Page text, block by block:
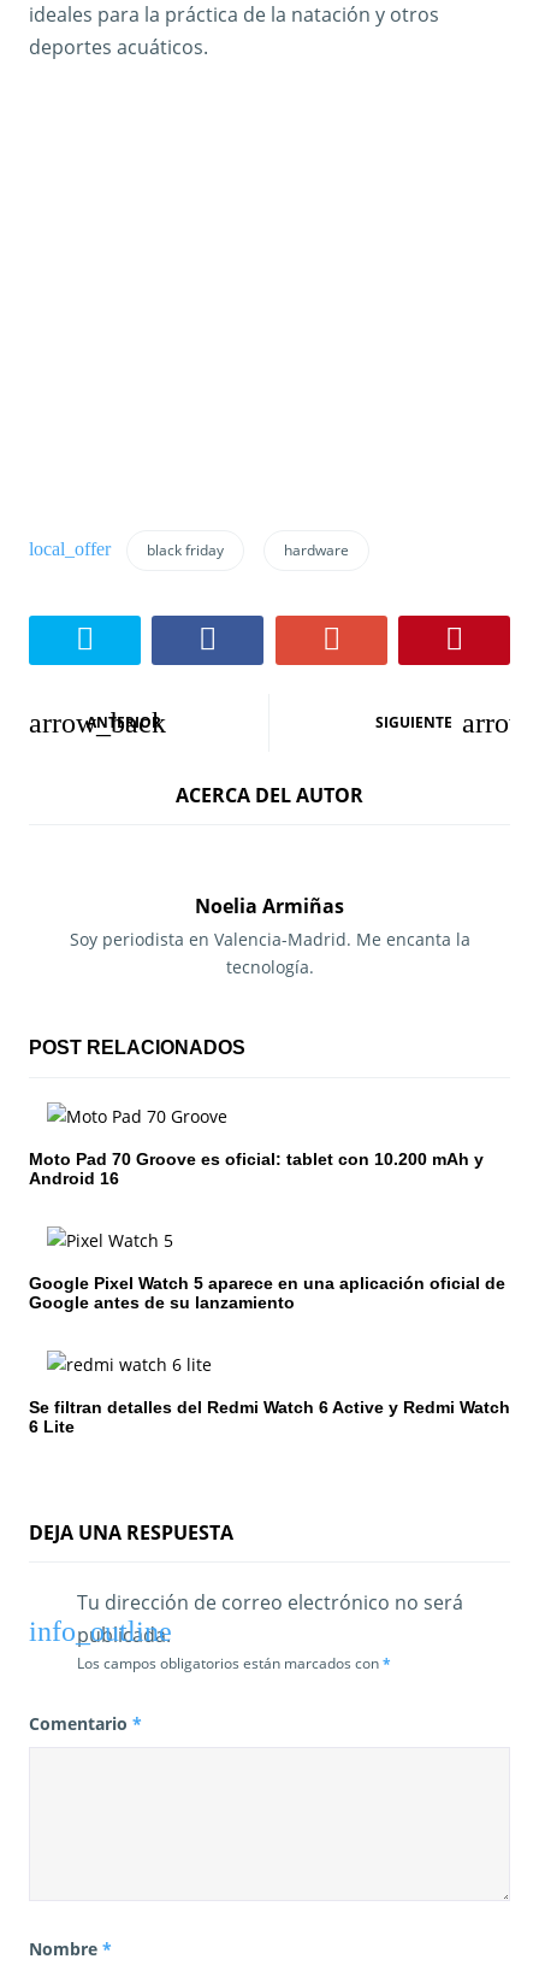
ideales para la práctica de la natación y otros
deportes acuáticos.
black friday hardware
N
i
n
d
e
e
n
r
a
ANTERIOR SIGUIENTE
ACERCA DEL AUTOR
Noelia Armiñas
Soy periodista en Valencia-Madrid. Me encanta la
tecnología.
POST RELACIONADOS
Moto Pad 70 Groove es oficial: tablet con 10.200 mAh y
Android 16
Google Pixel Watch 5 aparece en una aplicación oficial de
Google antes de su lanzamiento
Se filtran detalles del Redmi Watch 6 Active y Redmi Watch
6 Lite
DEJA UNA RESPUESTA
Tu dirección de correo electrónico no será
publicada.
Los campos obligatorios están marcados con*
Comentario *
Nombre *